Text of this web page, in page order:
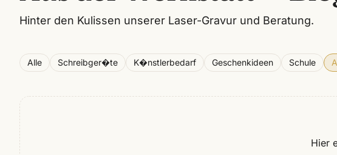
Hinter den Kulissen unserer Laser-Gravur und Beratung.
Alle Schreibger�te K�nstlerbedarf Geschenkideen Schule
Hier